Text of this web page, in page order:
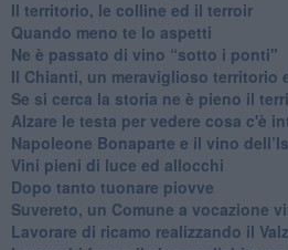
Il territorio, le colline ed il terroir
Quando meno te lo aspetti
​Ne è passato di vino “sotto i ponti"
​Il Chianti, un meraviglioso territorio
​Se si cerca la storia ne è pieno il
Alzare le testa per vedere cosa c'è
​Napoleone Bonaparte e il vino
Vini pieni di luce ed allocchi
Dopo tanto tuonare piovve
Suvereto, un Comune a vocazione
Lavorare di ricamo realizzando il